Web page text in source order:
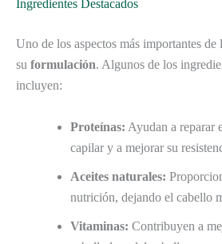
Ingredientes Destacados
Uno de los aspectos más importantes
su formulación. Algunos de los
incluyen:
Proteínas: Ayudan a reparar
capilar y a mejorar su
Aceites naturales:
nutrición, dejando el cabello
Vitaminas: Contribuyen a